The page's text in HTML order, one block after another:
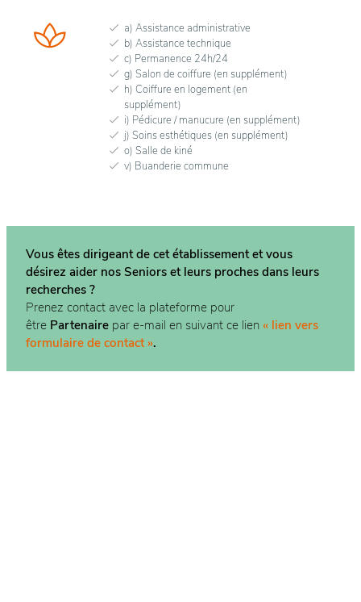
a) Assistance administrative
b) Assistance technique
c) Permanence 24h/24
g) Salon de coiffure (en supplément)
h) Coiffure en logement (en
supplément)
i) Pédicure / manucure (en supplément)
j) Soins esthétiques (en supplément)
o) Salle de kiné
v) Buanderie commune
Vous êtes dirigeant de cet établissement et vous
désirez aider nos Seniors et leurs proches dans leurs
recherches ?
Prenez contact avec la plateforme pour
être Partenaire par e-mail en suivant ce lien « lien vers
formulaire de contact ».